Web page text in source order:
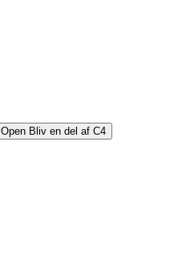
Open Bliv en del af C4